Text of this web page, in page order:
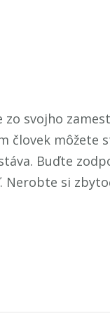
svojho
človek môžete
Buďte
Nerobte si